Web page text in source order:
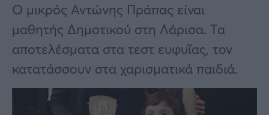
ΕΣΠΑ
Lifestyle
Αθλητικά
Υγεία
Γυναίκα
Ο μικρός Αντώνης Πράπας είναι
μαθητής Δημοτικού στη Λάρισα. Τα
αποτελέσματα στα τεστ ευφυΐας, τον
κατατάσσουν στα χαρισματικά παιδιά.